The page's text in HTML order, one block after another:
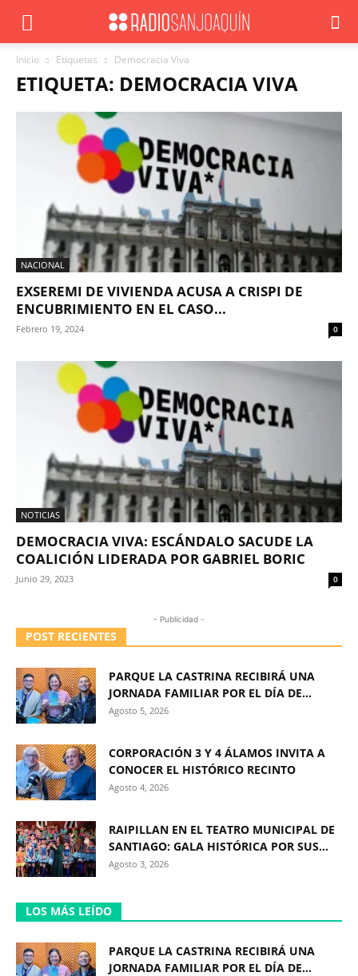
Inicio Etiquetas Democracia Viva
ETIQUETA: DEMOCRACIA VIVA
NACIONAL
EXSEREMI DE VIVIENDA ACUSA A CRISPI DE
ENCUBRIMIENTO EN EL CASO...
Febrero 19, 2024 0
NOTICIAS
DEMOCRACIA VIVA: ESCÁNDALO SACUDE LA
COALICIÓN LIDERADA POR GABRIEL BORIC
Junio 29, 2023 0
- Publicidad -
POST RECIENTES
PARQUE LA CASTRINA RECIBIRÁ UNA
JORNADA FAMILIAR POR EL DÍA DE...
Agosto 5, 2026
CORPORACIÓN 3 Y 4 ÁLAMOS INVITA A
CONOCER EL HISTÓRICO RECINTO
Agosto 4, 2026
RAIPILLAN EN EL TEATRO MUNICIPAL DE
SANTIAGO: GALA HISTÓRICA POR SUS...
Agosto 3, 2026
LOS MÁS LEÍDO
PARQUE LA CASTRINA RECIBIRÁ UNA
JORNADA FAMILIAR POR EL DÍA DE...